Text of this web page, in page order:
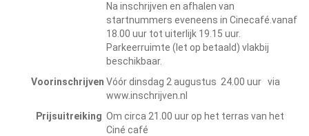
Na inschrijven en afhalen van
startnummers eveneens in Cinecafé.vanaf
18.00 uur tot uiterlijk 19.15 uur.
Parkeerruimte (let op betaald) vlakbij
beschikbaar.
Voorinschrijven Vóór dinsdag 2 augustus 24.00 uur via
www.inschrijven.nl
Prijsuitreiking Om circa 21.00 uur op het terras van het
Ciné café